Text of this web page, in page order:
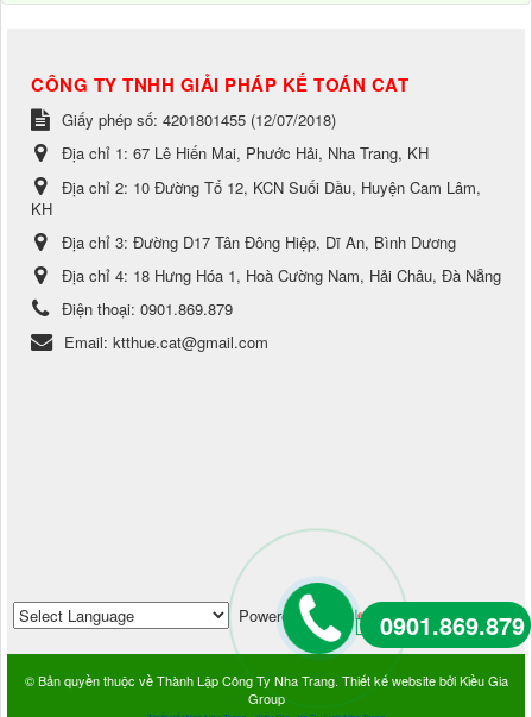
CÔNG TY TNHH GIẢI PHÁP KẾ TOÁN CAT
Giấy phép số: 4201801455 (12/07/2018)
Địa chỉ 1: 67 Lê Hiến Mai, Phước Hải, Nha Trang, KH
Địa chỉ 2: 10 Đường Tổ 12, KCN Suối Dầu, Huyện Cam Lâm,
KH
Địa chỉ 3: Đường D17 Tân Đông Hiệp, Dĩ An, Bình Dương
Địa chỉ 4: 18 Hưng Hóa 1, Hoà Cường Nam, Hải Châu, Đà Nẵng
Điện thoại: 0901.869.879
Email: ktthue.cat@gmail.com
Powered by Translate
© Bản quyền thuộc vềThành Lập Công Ty Nha Trang. Thiết kế websitebởiKiều Gia
Group
0901.869.879